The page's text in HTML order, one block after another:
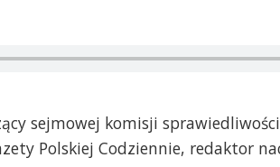
sejmowej komisji
Polskiej Codziennie, redaktor